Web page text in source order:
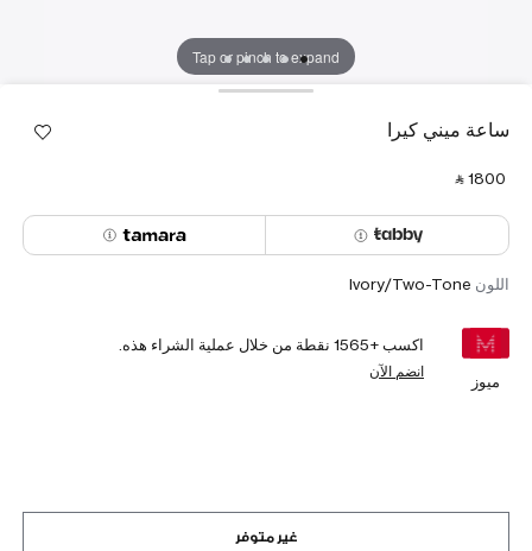
Tap or pinch to expand
ساعة ميني كيرا
‎ ⃁ ⁦1800⁩ ‎
اللون Ivory/Two-Tone
ميوز
اكسب +1565 نقطة من خلال عملية الشراء هذه.
انضم الآن
غير متوفر